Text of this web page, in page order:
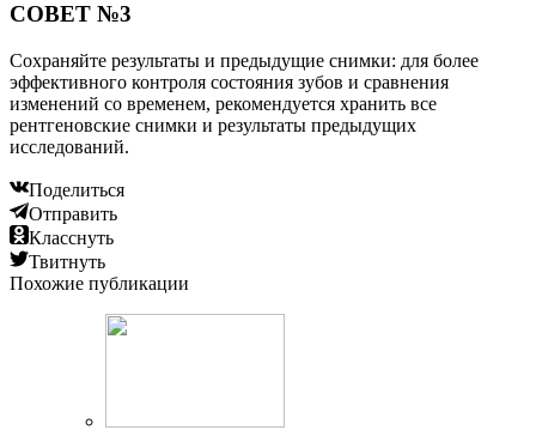
СОВЕТ №3
Сохраняйте результаты и предыдущие снимки: для более
эффективного контроля состояния зубов и сравнения
изменений со временем, рекомендуется хранить все
рентгеновские снимки и результаты предыдущих
исследований.
Поделиться
Отправить
Класснуть
Твитнуть
Похожие публикации